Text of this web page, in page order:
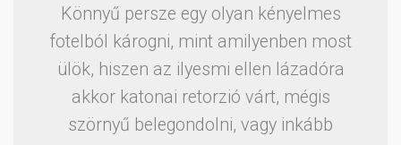
Könnyű persze egy olyan kényelmes
fotelból károgni, mint amilyenben most
ülök, hiszen az ilyesmi ellen lázadóra
akkor katonai retorzió várt, mégis
szörnyű belegondolni, vagy inkább